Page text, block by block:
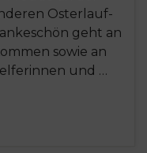
Osterlauf-
geht an
sowie an
und …